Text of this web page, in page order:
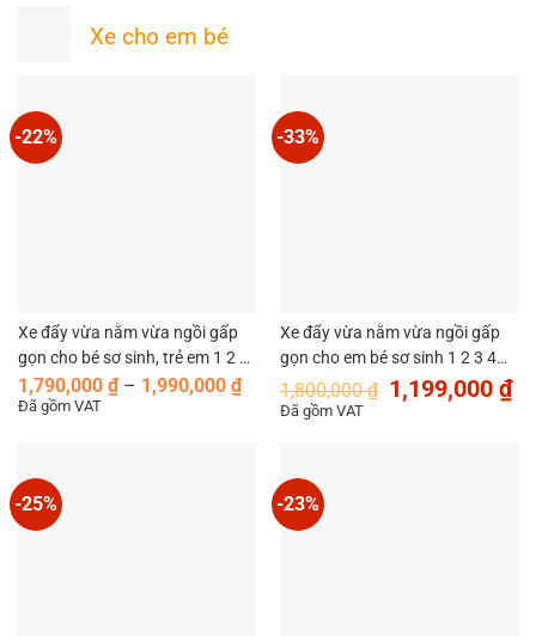
Xe cho em bé
-22%
Xe đẩy vừa nằm vừa ngồi gấp
gọn cho bé sơ sinh, trẻ em 1 2 3
4 tuổi cao cấp MySun Premium
1,790,000 ₫ – 1,990,000 ₫Khoảng
giá:
1,990,000 ₫
Đã gồm VAT
-33%
Xe đẩy vừa nằm vừa ngồi gấp
gọn cho em bé sơ sinh 1 2 3 4
tuổi MySun Luxury
1,800,000₫ Giá
gốc
1,199,000 ₫
Đã gồm VAT
-25% -23%